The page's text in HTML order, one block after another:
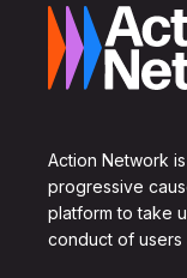
Action Network
progressive
platform to take
conduct of users